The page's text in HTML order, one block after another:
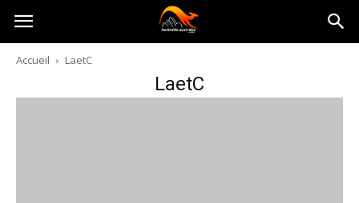
Australia-
australie.com
Accueil LaetC
LaetC